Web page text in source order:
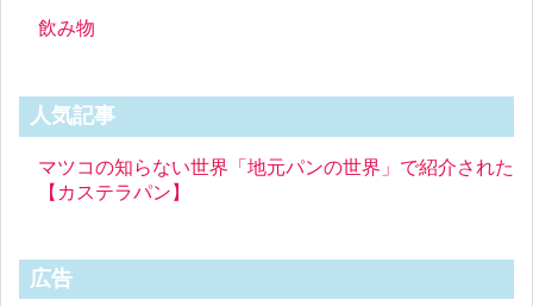
飲み物
人気記事
マツコの知らない世界「地元パンの世界」で紹介された
【カステラパン】
広告